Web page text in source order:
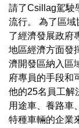
請了Csillag駕駛
流行。 為了區
了經濟發展政府
地區經濟方面發
濟開發區納入區
府專員的手段和
他的25名員工解
用途車、養路車
特種車輛的企業